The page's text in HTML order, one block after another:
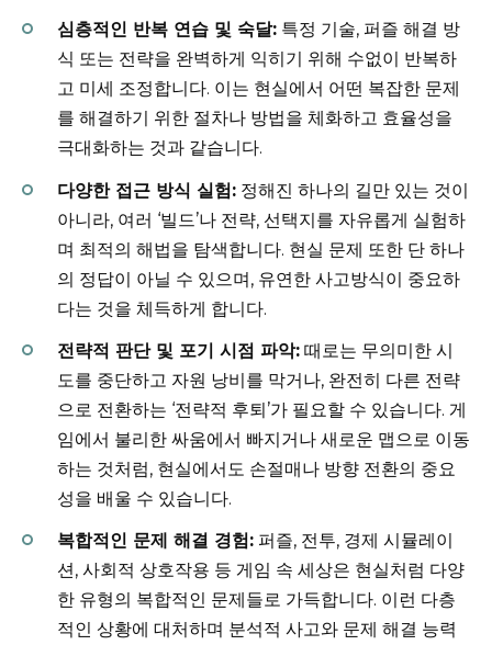
심층적인 반복 연습 및 숙달: 특정 기술, 퍼즐 해결 방
식 또는 전략을 완벽하게 익히기 위해 수없이 반복하
고 미세 조정합니다. 이는 현실에서 어떤 복잡한 문제
를 해결하기 위한 절차나 방법을 체화하고 효율성을
극대화하는 것과 같습니다.
다양한 접근 방식 실험: 정해진 하나의 길만 있는 것이
아니라, 여러 ‘빌드’나 전략, 선택지를 자유롭게 실험하
며 최적의 해법을 탐색합니다. 현실 문제 또한 단 하나
의 정답이 아닐 수 있으며, 유연한 사고방식이 중요하
다는 것을 체득하게 합니다.
전략적 판단 및 포기 시점 파악: 때로는 무의미한 시
도를 중단하고 자원 낭비를 막거나, 완전히 다른 전략
으로 전환하는 ‘전략적 후퇴’가 필요할 수 있습니다. 게
임에서 불리한 싸움에서 빠지거나 새로운 맵으로 이동
하는 것처럼, 현실에서도 손절매나 방향 전환의 중요
성을 배울 수 있습니다.
복합적인 문제 해결 경험: 퍼즐, 전투, 경제 시뮬레이
션, 사회적 상호작용 등 게임 속 세상은 현실처럼 다양
한 유형의 복합적인 문제들로 가득합니다. 이런 다층
적인 상황에 대처하며 분석적 사고와 문제 해결 능력